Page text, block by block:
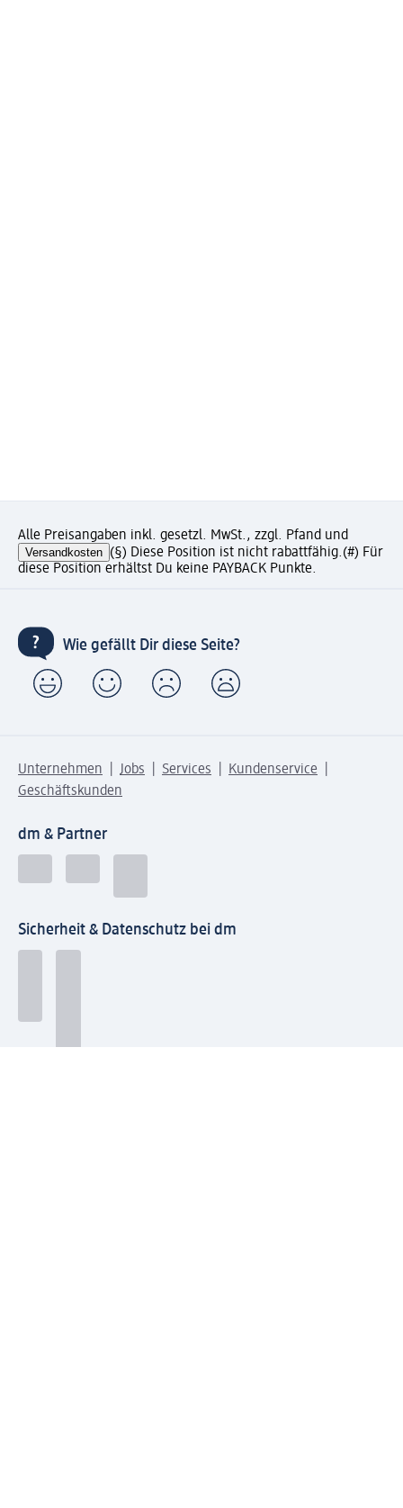
Alle Preisangaben inkl. gesetzl. MwSt., zzgl. Pfand und
Versandkosten (§) Diese Position ist nicht rabattfähig.(#) Für
diese Position erhältst Du keine PAYBACK Punkte.
Wie gefällt Dir diese Seite?
Unternehmen Jobs Services
Kundenservice
Geschäftskunden
dm & Partner
Sicherheit & Datenschutz bei dm